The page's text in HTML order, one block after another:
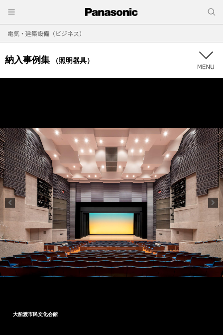
電気・建築設備（ビジネス）
納入事例集 （照明器具）
大船渡市民文化会館